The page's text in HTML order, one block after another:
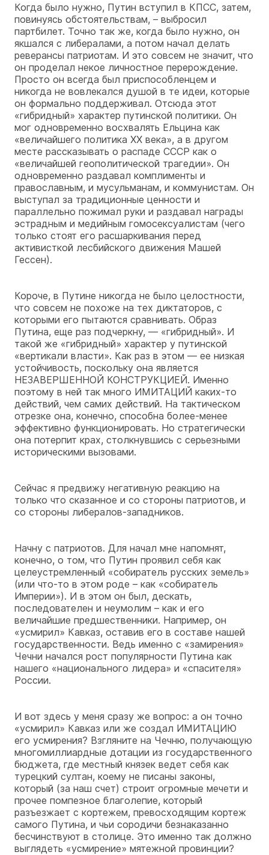
Когда было нужно, Путин вступил в КПСС, затем,
повинуясь обстоятельствам, – выбросил
партбилет. Точно так же, когда было нужно, он
якшался с либералами, а потом начал делать
реверансы патриотам. И это совсем не значит, что
он проделал некое личностное перерождение.
Просто он всегда был приспособленцем и
никогда не вовлекался душой в те идеи, которые
он формально поддерживал. Отсюда этот
«гибридный» характер путинской политики. Он
мог одновременно восхвалять Ельцина как
«величайшего политика XX века», а в другом
месте рассказывать о распаде СССР как о
«величайшей геополитической трагедии». Он
одновременно раздавал комплименты и
православным, и мусульманам, и коммунистам. Он
выступал за традиционные ценности и
параллельно пожимал руки и раздавал награды
эстрадным и медийным гомосексуалистам (чего
только стоят его расшаркивания перед
активисткой лесбийского движения Машей
Гессен).
Короче, в Путине никогда не было целостности,
что совсем не похоже на тех диктаторов, с
которыми его пытаются сравнивать. Образ
Путина, еще раз подчеркну, — «гибридный». И
такой же «гибридный» характер у путинской
«вертикали власти». Как раз в этом — ее низкая
устойчивость, поскольку она является
НЕЗАВЕРШЕННОЙ КОНСТРУКЦИЕЙ. Именно
поэтому в ней так много ИМИТАЦИЙ каких-то
действий, чем самих действий. На тактическом
отрезке она, конечно, способна более-менее
эффективно функционировать. Но стратегически
она потерпит крах, столкнувшись с серьезными
историческими вызовами.
Сейчас я предвижу негативную реакцию на
только что сказанное и со стороны патриотов, и
со стороны либералов-западников.
Начну с патриотов. Для начал мне напомнят,
конечно, о том, что Путин проявил себя как
целеустремленный «собиратель русских земель»
(или что-то в этом роде – как «собиратель
Империи»). И в этом он был, дескать,
последователен и неумолим – как и его
величайшие предшественники. Например, он
«усмирил» Кавказ, оставив его в составе нашей
государственности. Ведь именно с «замирения»
Чечни начался рост популярности Путина как
нашего «национального лидера» и «спасителя»
России.
И вот здесь у меня сразу же вопрос: а он точно
«усмирил» Кавказ или же создал ИМИТАЦИЮ
его усмирения? Взгляните на Чечню, получающую
многомиллиардные дотации из государственного
бюджета, где местный князек ведет себя как
турецкий султан, коему не писаны законы,
который (за наш счет) строит огромные мечети и
прочее помпезное благолепие, который
разъезжает с кортежем, превосходящим кортеж
самого Путина, и чьи сородичи безнаказанно
бесчинствуют в столице. Это именно так должно
выглядеть «усмирение» мятежной провинции?